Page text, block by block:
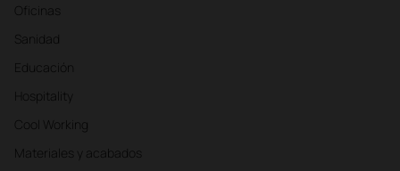
Oficinas
Sanidad
Educación
Hospitality
Cool Working
Materiales y acabados